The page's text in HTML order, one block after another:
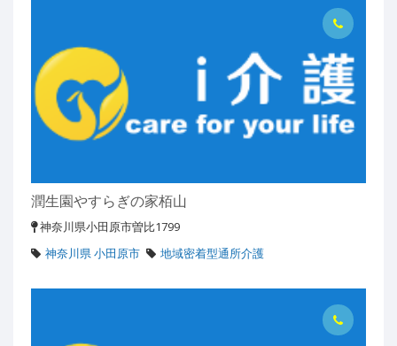
潤生園やすらぎの家栢山
神奈川県小田原市曽比1799
神奈川県 小田原市
地域密着型通所介護